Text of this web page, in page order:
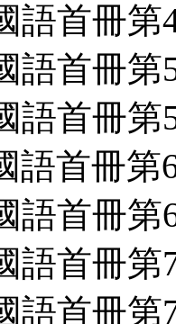
語首冊
語首冊
語首冊
語首冊
語首冊
語首冊
語首冊